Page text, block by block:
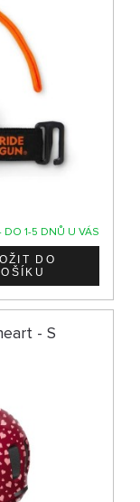
DO 1-5 DNŮ U VÁS
- S